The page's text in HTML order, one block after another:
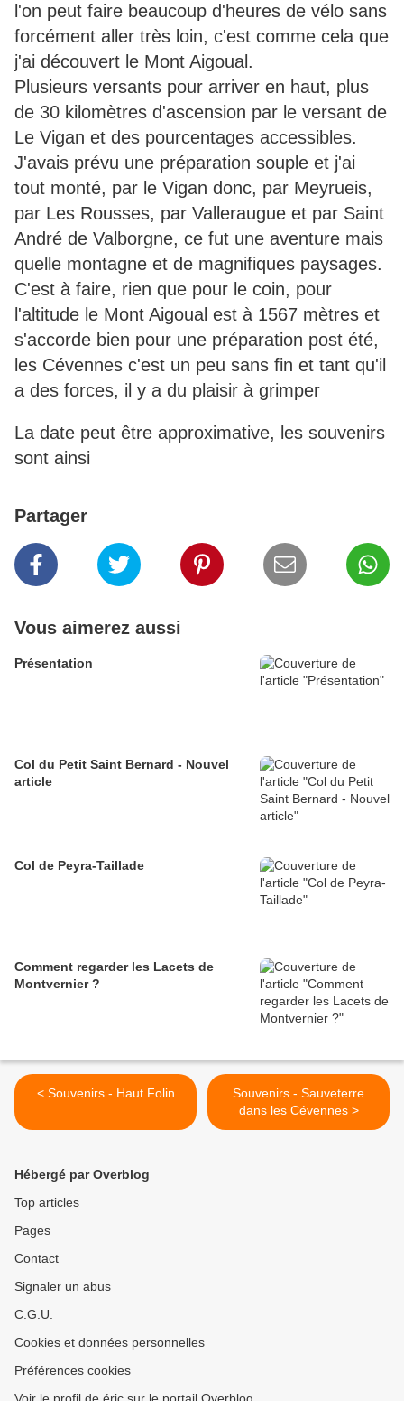
l'on peut faire beaucoup d'heures de vélo sans
forcément aller très loin, c'est comme cela que
j'ai découvert le Mont Aigoual.
Plusieurs versants pour arriver en haut, plus
de 30 kilomètres d'ascension par le versant de
Le Vigan et des pourcentages accessibles.
J'avais prévu une préparation souple et j'ai
tout monté, par le Vigan donc, par Meyrueis,
par Les Rousses, par Valleraugue et par Saint
André de Valborgne, ce fut une aventure mais
quelle montagne et de magnifiques paysages.
C'est à faire, rien que pour le coin, pour
l'altitude le Mont Aigoual est à 1567 mètres et
s'accorde bien pour une préparation post été,
les Cévennes c'est un peu sans fin et tant qu'il
a des forces, il y a du plaisir à grimper
La date peut être approximative, les souvenirs
sont ainsi
Partager
Vous aimerez aussi
Présentation
Col du Petit Saint Bernard - Nouvel
article
Col de Peyra-Taillade
Comment regarder les Lacets de
Montvernier ?
< Souvenirs - Haut Folin
Souvenirs - Sauveterre
dans les Cévennes >
Hébergé par Overblog
Top articles
Pages
Contact
Signaler un abus
C.G.U.
Cookies et données personnelles
Préférences cookies